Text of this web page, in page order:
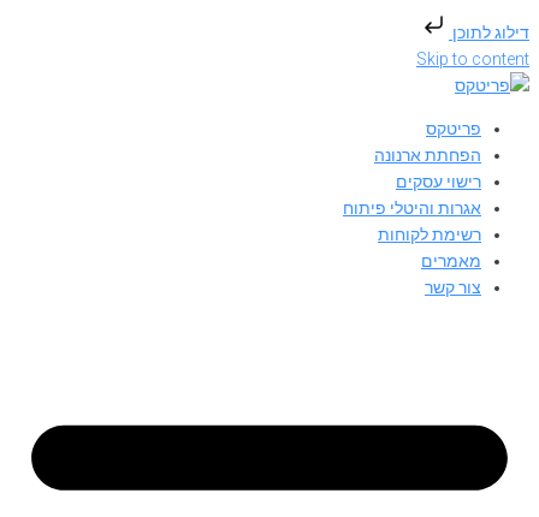
דילוג לתוכן
Skip to content
פריטקס
הפחתת ארנונה
רישוי עסקים
אגרות והיטלי פיתוח
רשימת לקוחות
מאמרים
צור קשר